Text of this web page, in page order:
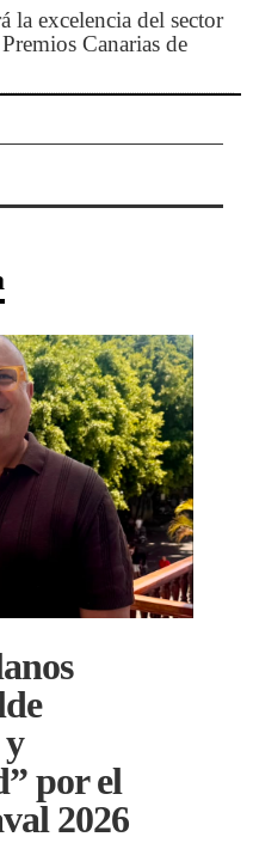
la excelencia del sector
Canarias de
por el
2026